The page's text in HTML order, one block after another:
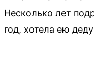
Несколько лет
год, хотела ею